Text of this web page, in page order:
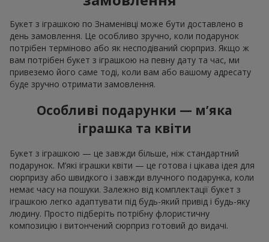
Букет з іграшкою по Знаменівці може бути доставлено в
день замовлення. Це особливо зручно, коли подарунок
потрібен терміново або як несподіваний сюрприз. Якщо ж
вам потрібен букет з іграшкою на певну дату та час, ми
привеземо його саме тоді, коли вам або вашому адресату
буде зручно отримати замовлення.
Особливі подарунки — м’яка
іграшка та квіти
Букет з іграшкою — це завжди більше, ніж стандартний
подарунок. М’які іграшки квіти — це готова і цікава ідея для
сюрпризу або швидкого і завжди влучного подарунка, коли
немає часу на пошуки. Залежно від комплектації букет з
іграшкою легко адаптувати під будь-який привід і будь-яку
людину. Просто підберіть потрібну флористичну
композицію і витончений сюрприз готовий до видачі.